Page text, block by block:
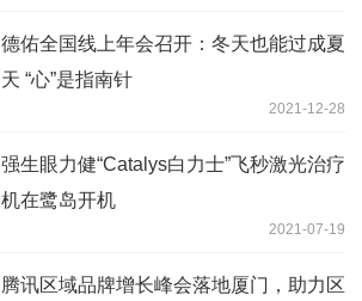
德佑全国线上年会召开：冬天也能过成夏
天 “心”是指南针
2021-12-28
强生眼力健“Catalys白力士”飞秒激光治疗
机在鹭岛开机
2021-07-19
腾讯区域品牌增长峰会落地厦门，助力区